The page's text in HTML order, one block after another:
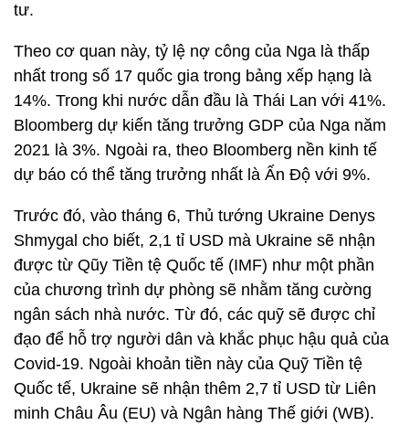
tư.
Theo cơ quan này, tỷ lệ nợ công của Nga là thấp
nhất trong số 17 quốc gia trong bảng xếp hạng là
14%. Trong khi nước dẫn đầu là Thái Lan với 41%.
Bloomberg dự kiến ​​tăng trưởng GDP của Nga năm
2021 là 3%. Ngoài ra, theo Bloomberg nền kinh tế
dự báo có thể tăng trưởng nhất là Ấn Độ với 9%.
Trước đó, vào tháng 6, Thủ tướng Ukraine Denys
Shmygal cho biết, 2,1 tỉ USD mà Ukraine sẽ nhận
được từ Qũy Tiền tệ Quốc tế (IMF) như một phần
của chương trình dự phòng sẽ nhằm tăng cường
ngân sách nhà nước. Từ đó, các quỹ sẽ được chỉ
đạo để hỗ trợ người dân và khắc phục hậu quả của
Covid-19. Ngoài khoản tiền này của Quỹ Tiền tệ
Quốc tế, Ukraine sẽ nhận thêm 2,7 tỉ USD từ Liên
minh Châu Âu (EU) và Ngân hàng Thế giới (WB).